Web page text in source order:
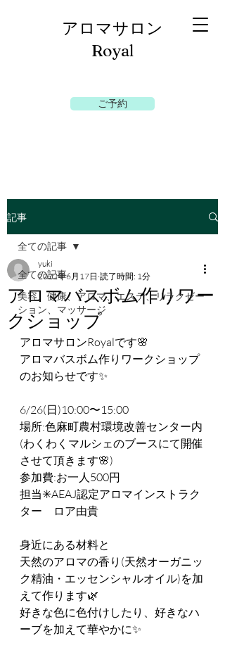
​アロマサロン
Royal
ご予約
記事
全ての記事
美容、健康、アロマ、エステ、リラクゼー
ション、マッサージ
全ての記事
アロマバスボム作りワー
クショップ
yuki
2022年6月17日 読了時間: 1分
アロマサロンRoyalです🌸
アロマバスボム作りワークショップ
のお知らせです✨
6/26(日)10:00〜15:00
場所:色麻町農村環境改善センター内
(わくわくマルシェのブースにて開催
させて頂きます🌸)
参加費:お一人500円
担当✳︎AEAJ認定アロマインストラク
ター　ロア由貴
身近にある材料と
天然のアロマの香り(天然オーガニッ
ク精油・エッセンシャルオイル)を加
えて作ります🌿
好きな色に色付けしたり、好きなハ
ーブを加えて華やかに✨